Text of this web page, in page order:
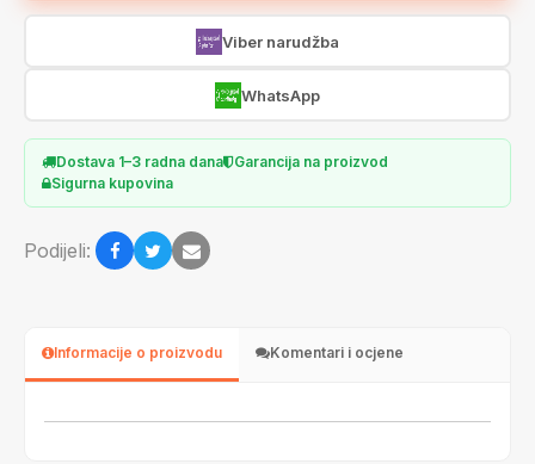
Viber narudžba
WhatsApp
Dostava 1–3 radna dana
Garancija na proizvod
Sigurna kupovina
Podijeli:
Informacije o proizvodu Komentari i ocjene